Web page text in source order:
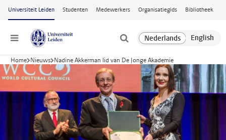
Ga naar hoofdinhoud
Universiteit Leiden Studenten Medewerkers Organisatiegids Bibliotheek
Menu
Home Nieuws Nadine Akkerman lid van De Jonge Akademie